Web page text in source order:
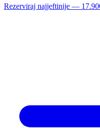
Rezerviraj najjeftinije —